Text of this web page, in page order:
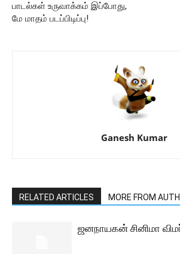
பாடல்கள் உருவாக்கம் இப்போது,
மே மாதம் படப்பிடிப்பு!
Ganesh Kumar
RELATED ARTICLES MORE FROM
ஜனநாயகன் சினிமா